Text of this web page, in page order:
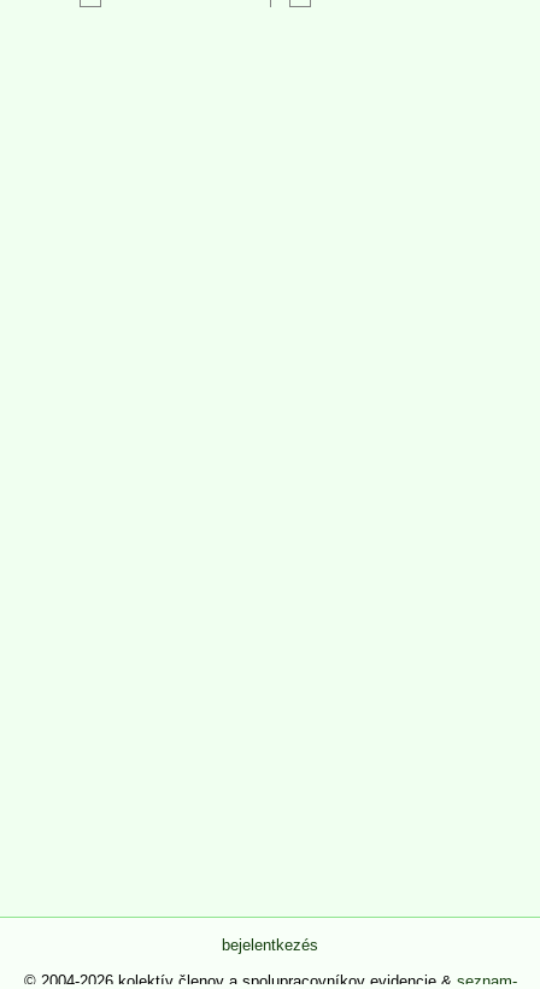
bejelentkezés
© 2004-2026 kolektív členov a spolupracovníkov evidencie & seznam-